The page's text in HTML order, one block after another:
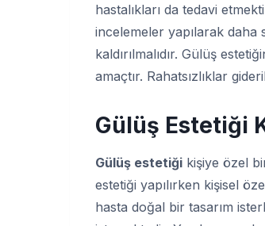
hastalıkları da tedavi
incelemeler yapılarak daha
kaldırılmalıdır. Gülüş
amaçtır. Rahatsızlıklar
Gülüş Estetiği
Gülüş estetiği kişiye özel
estetiği yapılırken kişisel
hasta doğal bir tasarım